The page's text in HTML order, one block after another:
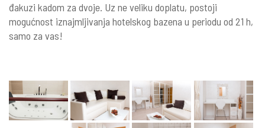
đakuzi kadom za dvoje. Uz ne veliku doplatu, postoji
mogućnost iznajmljivanja hotelskog bazena u periodu od 21 h,
samo za vas!